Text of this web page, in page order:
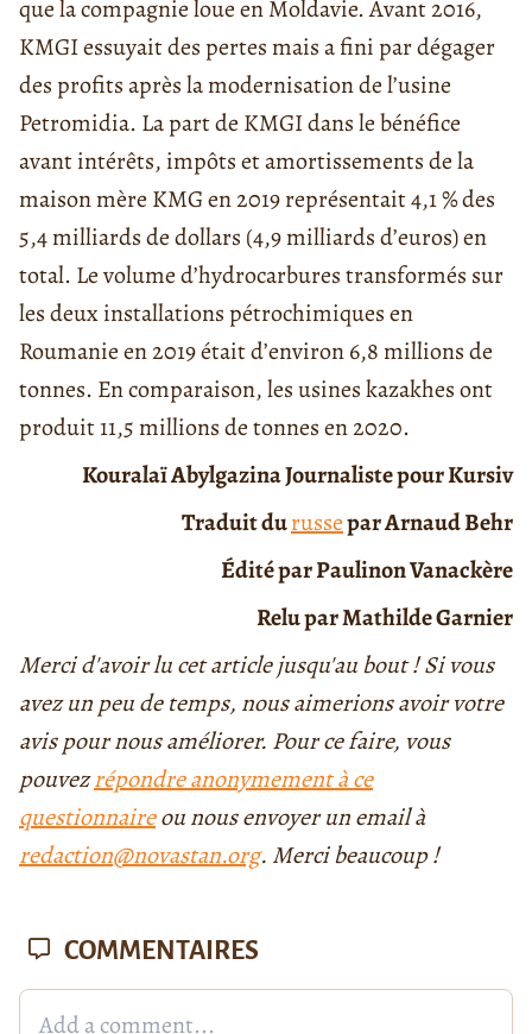
que la compagnie loue en Moldavie. Avant 2016,
KMGI essuyait des pertes mais a fini par dégager
des profits après la modernisation de l’usine
Petromidia. La part de KMGI dans le bénéfice
avant intérêts, impôts et amortissements de la
maison mère KMG en 2019 représentait 4,1 % des
5,4 milliards de dollars (4,9 milliards d’euros) en
total. Le volume d’hydrocarbures transformés sur
les deux installations pétrochimiques en
Roumanie en 2019 était d’environ 6,8 millions de
tonnes. En comparaison, les usines kazakhes ont
produit 11,5 millions de tonnes en 2020.
Kouralaï Abylgazina Journaliste pour Kursiv
Traduit durussepar Arnaud Behr
Édité par Paulinon Vanackère
Relu par Mathilde Garnier
Merci d'avoir lu cet article jusqu'au bout ! Si vous
avez un peu de temps, nous aimerions avoir votre
avis pour nous améliorer. Pour ce faire, vous
pouvezrépondre anonymement à ce
questionnaireou nous envoyer un email à
redaction@novastan.org. Merci beaucoup !
COMMENTAIRES